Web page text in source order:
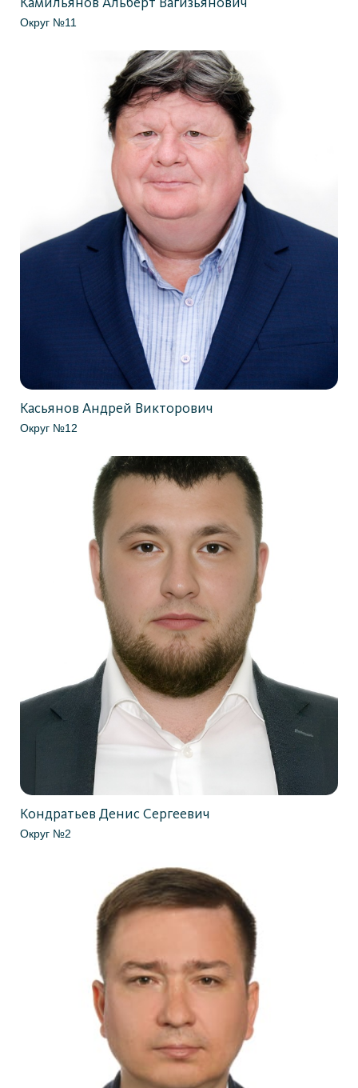
Округ №11
Касьянов Андрей Викторович
Округ №12
Кондратьев Денис Сергеевич
Округ №2